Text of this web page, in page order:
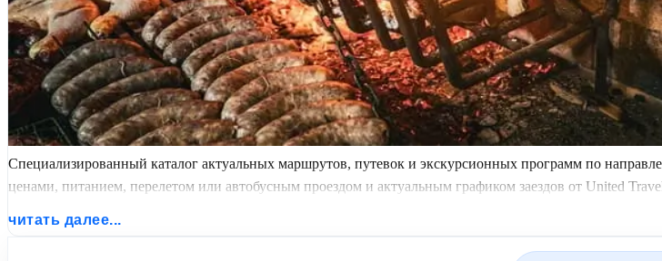
Специализированный каталог актуальных маршрутов, путевок и экскурсионных программ по
ценами, питанием, перелетом или автобусным проездом и актуальным графиком заездов от United
читать далее...